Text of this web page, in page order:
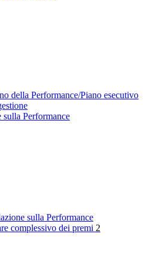
della Performance/Piano esecutivo
sulla Performance
sulla Performance
complessivo dei premi 2